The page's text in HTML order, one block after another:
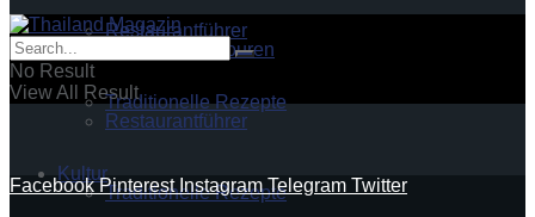
Restaurantführer
Traditionelle Rezepte
Kultur
Kulinarische Touren
Restaurantführer
Traditionelle Rezepte
No Result
View All Result
Facebook Pinterest Instagram Telegram Twitter